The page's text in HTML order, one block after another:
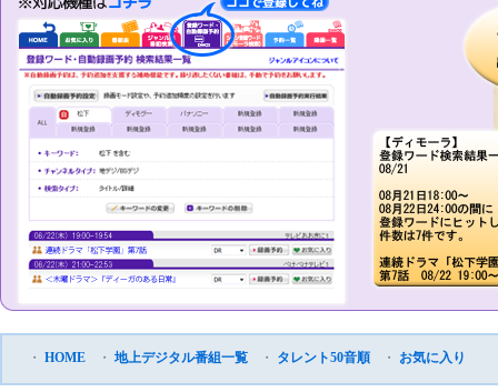
・ HOME ・ 地上デジタル番組一覧 ・ タレント50音順 ・ お気に入り